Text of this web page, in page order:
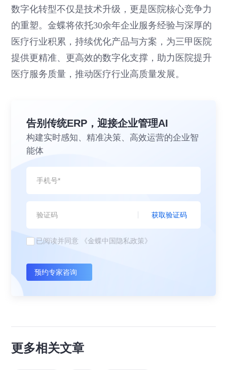
数字化转型不仅是技术升级，更是医院核心竞争力
的重塑。金蝶将依托30余年企业服务经验与深厚的
医疗行业积累，持续优化产品与方案，为三甲医院
提供更精准、更高效的数字化支撑，助力医院提升
医疗服务质量，推动医疗行业高质量发展。
告别传统ERP，迎接企业管理AI
构建实时感知、精准决策、高效运营的企业智
能体
获取验证码
已阅读并同意 《金蝶中国隐私政策》
预约专家咨询
更多相关文章